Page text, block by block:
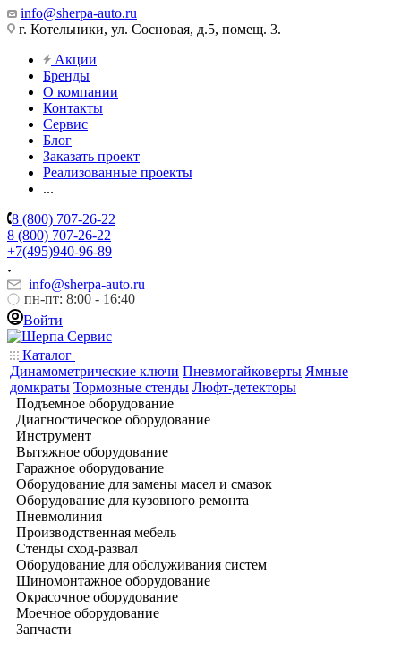
info@sherpa-auto.ru
г. Котельники, ул. Сосновая, д.5, помещ. 3.
Акции
Бренды
О компании
Контакты
Сервис
Блог
Заказать проект
Реализованные проекты
...
8 (800) 707-26-22
8 (800) 707-26-22
+7(495)940-96-89
info@sherpa-auto.ru
пн-пт: 8:00 - 16:40
Войти
Каталог
Динамометрические ключи Пневмогайковерты Ямные
домкраты Тормозные стенды Люфт-детекторы
Подъемное оборудование
Диагностическое оборудование
Инструмент
Вытяжное оборудование
Гаражное оборудование
Оборудование для замены масел и смазок
Оборудование для кузовного ремонта
Пневмолиния
Производственная мебель
Стенды сход-развал
Оборудование для обслуживания систем
Шиномонтажное оборудование
Окрасочное оборудование
Моечное оборудование
Запчасти